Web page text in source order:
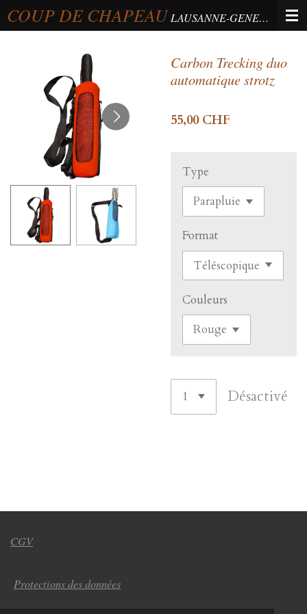
Passer
au
COUP DE CHAPEAU LAUSANNE-GENEVA-BERNE
Carbon Trecking duo
automatique strotz
55,00 CHF
Type
Format
Couleurs
Désactivé
CGV
Protections des données